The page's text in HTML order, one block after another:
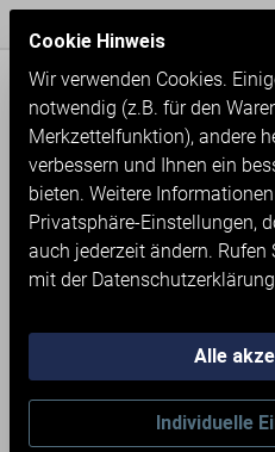
Schubladenschränke
Cookie Hinweis
Wir verwenden Cookies.
notwendig (z.B. für den
Merkzettelfunktion), andere
verbessern und Ihnen ein
bieten. Weitere
Privatsphäre-Einstellungen,
auch jederzeit ändern. Rufen
mit der
Individuelle
Alle